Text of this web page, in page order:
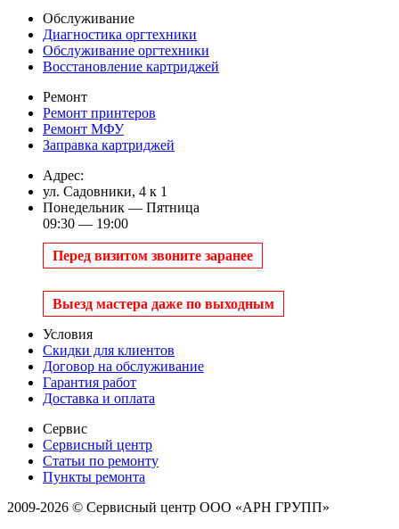
Обслуживание
Диагностика оргтехники
Обслуживание оргтехники
Восстановление картриджей
Ремонт
Ремонт принтеров
Ремонт МФУ
Заправка картриджей
Адрес:
ул. Садовники, 4 к 1
Понедельник — Пятница
09:30 — 19:00
Перед визитом звоните заранее
Выезд мастера даже по выходным
Условия
Скидки для клиентов
Договор на обслуживание
Гарантия работ
Доставка и оплата
Сервис
Сервисный центр
Статьи по ремонту
Пункты ремонта
2009-2026 © Сервисный центр ООО «АРН ГРУПП»